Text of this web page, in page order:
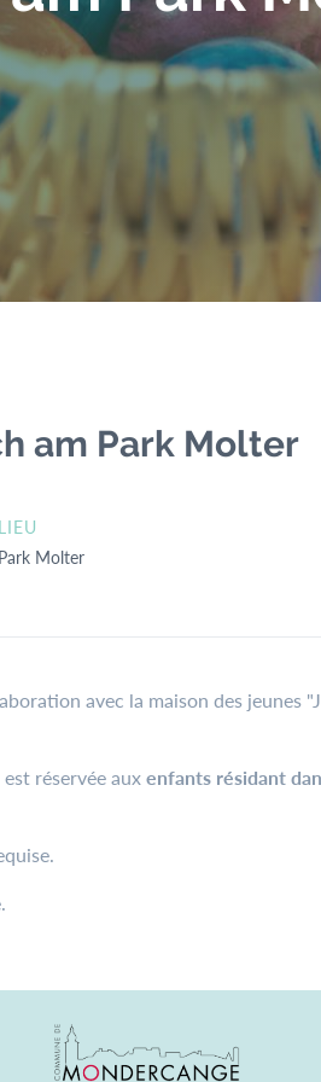
am Park Molter
LIEU
Park Molter
avec la maison des jeunes
réservée auxenfants résidant